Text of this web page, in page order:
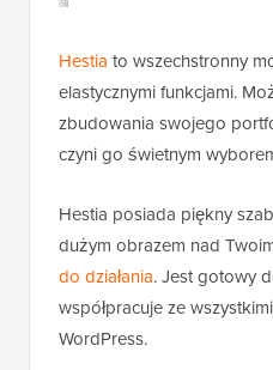
Hestia to wszechstronny
elastycznymi funkcjami.
zbudowania swojego
czyni go świetnym
Hestia posiada piękny
dużym obrazem nad
do działania. Jest gotowy
współpracuje ze
WordPress.